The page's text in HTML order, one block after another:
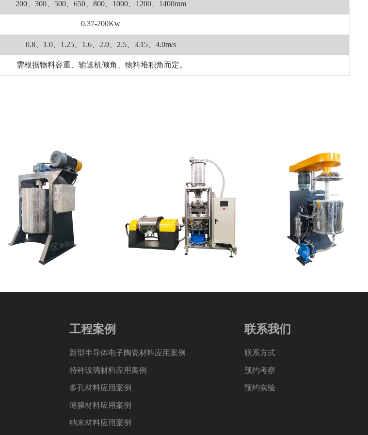
200、300、500、650、800、1000、1200、1400mm
0.37-200Kw
0.8、1.0、1.25、1.6、2.0、2.5、3.15、4.0m/s
需根据物料容重、输送机倾角、物料堆积角而定。
工程案例
新型半导体电子陶瓷材料应用案例
特种玻璃材料应用案例
多孔材料应用案例
薄膜材料应用案例
纳米材料应用案例
联系我们
联系方式
预约考察
预约实验